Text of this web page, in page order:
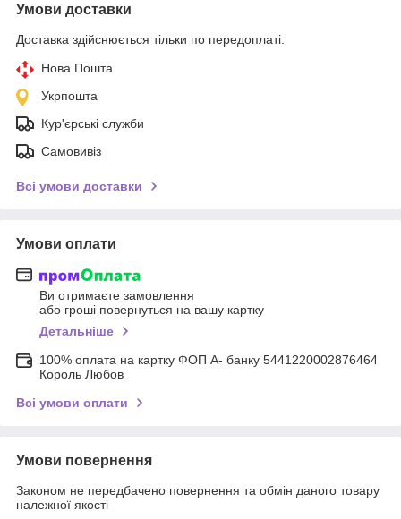
Умови доставки
Доставка здійснюється тільки по передоплаті.
Нова Пошта
Укрпошта
Кур'єрські служби
Самовивіз
Всі умови доставки
Умови оплати
Ви отримаєте замовлення
або гроші повернуться на вашу картку
Детальніше
100% оплата на картку ФОП А- банку 5441220002876464
Король Любов
Всі умови оплати
Умови повернення
Законом не передбачено повернення та обмін даного товару
належної якості